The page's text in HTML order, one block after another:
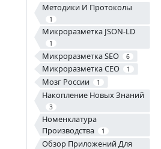
Методики И Протоколы
1
Микроразметка JSON-LD
1
Микроразметка SEO 6
Микроразметка СЕО 1
Мозг России 1
Накопление Новых Знаний
3
Номенклатура
Производства
1
Обзор Приложений Для